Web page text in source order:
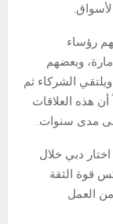
رؤساء
وبعضهم
الشركاء ثم
أن هذه العلاقات
مدى سنوات.
دبي خلال
قوة الثقة
العمل